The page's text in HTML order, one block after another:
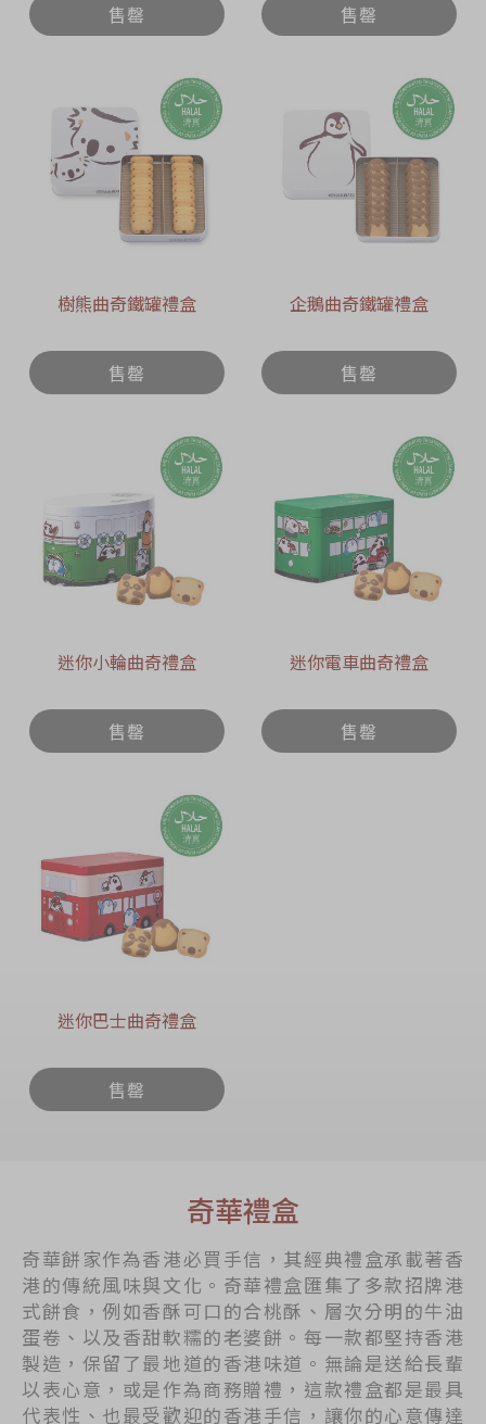
售罄 售罄
樹熊曲奇鐵罐禮盒
售罄
企鵝曲奇鐵罐禮盒
售罄
迷你小輪曲奇禮盒
售罄
迷你電車曲奇禮盒
售罄
迷你巴士曲奇禮盒
售罄
奇華禮盒
奇華餅家作為香港必買手信，其經典禮盒承載著香
港的傳統風味與文化。奇華禮盒匯集了多款招牌港
式餅食，例如香酥可口的合桃酥、層次分明的牛油
蛋卷、以及香甜軟糯的老婆餅。每一款都堅持香港
製造，保留了最地道的香港味道。無論是送給長輩
以表心意，或是作為商務贈禮，這款禮盒都是最具
代表性、也最受歡迎的香港手信，讓你的心意傳達